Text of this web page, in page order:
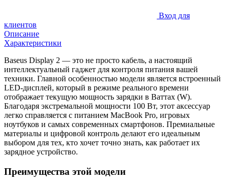
Вход для
клиентов
Описание
Характеристики
Baseus Display 2 — это не просто кабель, а настоящий
интеллектуальный гаджет для контроля питания вашей
техники. Главной особенностью модели является встроенный
LED-дисплей, который в режиме реального времени
отображает текущую мощность зарядки в Ваттах (W).
Благодаря экстремальной мощности 100 Вт, этот аксессуар
легко справляется с питанием MacBook Pro, игровых
ноутбуков и самых современных смартфонов. Премиальные
материалы и цифровой контроль делают его идеальным
выбором для тех, кто хочет точно знать, как работает их
зарядное устройство.
Преимущества этой модели